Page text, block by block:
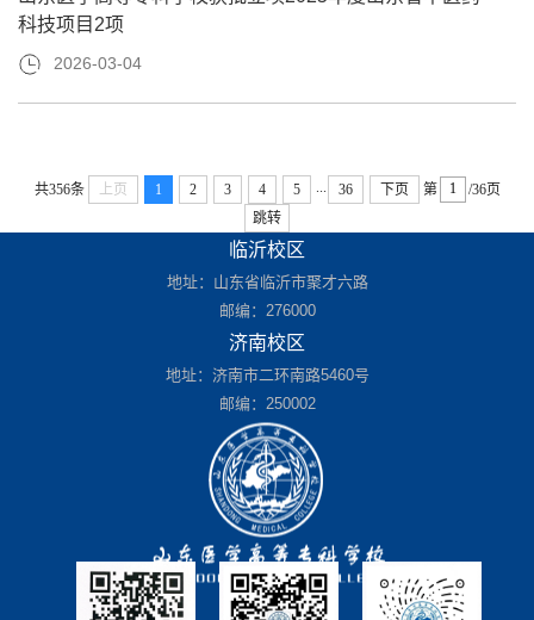
科技项目2项
2026-03-04
共356条 上页 1 2 3 4 5 ... 36 下页 第
/36页
跳转
临沂校区
地址：山东省临沂市聚才六路
邮编：276000
济南校区
地址：济南市二环南路5460号
邮编：250002